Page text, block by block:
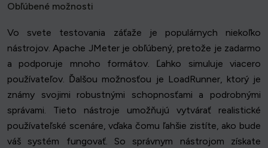
Obľúbené možnosti
Vo svete testovania záťaže je populárnych niekoľko
nástrojov. Apache JMeter je obľúbený, pretože je zadarmo
a podporuje mnoho formátov. Ľahko simuluje viacero
používateľov. Ďalšou možnosťou je LoadRunner, ktorý je
známy svojimi robustnými schopnosťami a podrobnými
správami. Tieto nástroje umožňujú vytvárať realistické
používateľské scenáre, vďaka čomu ľahšie zistíte, ako bude
váš systém fungovať. So správnym nástrojom získate